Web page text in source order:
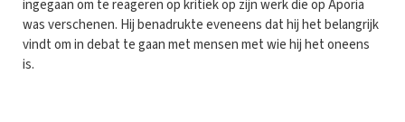
ingegaan om te reageren op kritiek op zijn werk die op Aporia
was verschenen. Hij benadrukte eveneens dat hij het belangrijk
vindt om in debat te gaan met mensen met wie hij het oneens
is.